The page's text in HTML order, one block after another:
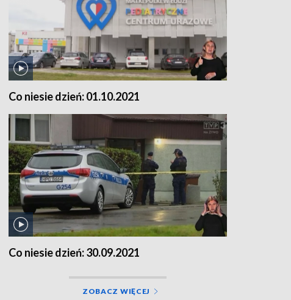
Co niesie dzień: 01.10.2021
Co niesie dzień: 30.09.2021
ZOBACZ WIĘCEJ